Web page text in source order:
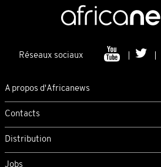
Réseaux sociaux
A propos d'Africanews
Contacts
Distribution
Jobs